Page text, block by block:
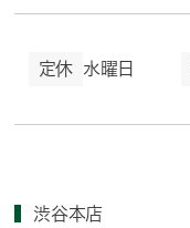
定休 水曜日
渋谷本店